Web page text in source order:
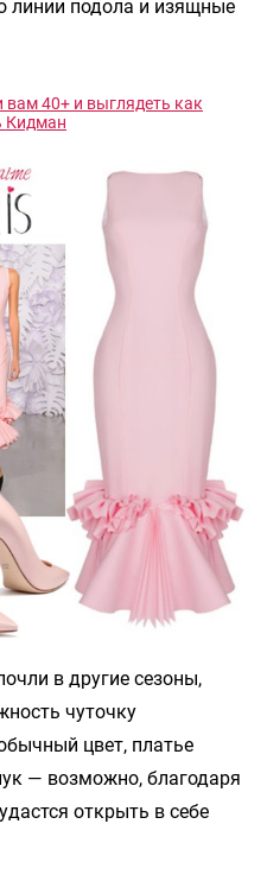
линии подола и изящные
вам 40+ и выглядеть как
Кидман
в другие сезоны,
чуточку
цвет, платье
— возможно, благодаря
открыть в себе